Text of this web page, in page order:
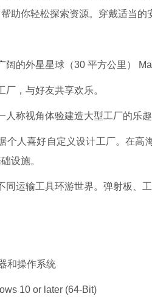
助你轻松探索资源。穿戴适当的
阔的外星星球（30 平方公里）
厂，与好友共享欢乐。
人称视角体验建造大型工厂的乐
个人喜好自定义设计工厂。在
设施。
同运输工具环游世界。弹射板、
和操作系统
10 or later (64-Bit)